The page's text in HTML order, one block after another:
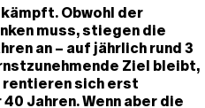
Obwohl der
muss, stiegen die
an – auf jährlich rund 3
Ziel bleibt,
rentieren sich erst
Jahren. Wenn aber die